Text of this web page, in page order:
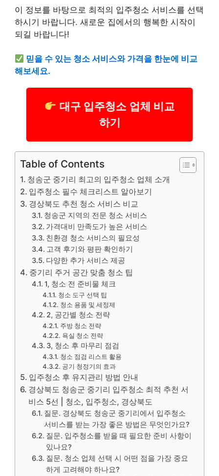
이 정보를 바탕으로 최적의 입주청소 서비스를 선택
하시기 바랍니다. 새로운 집에서의 행복한 시작이
되길 바랍니다!
믿을 수 있는 청소 서비스와 가격을 한눈에 비교
해보세요.
대구 입주청소 업체 비교
하기
Table of Contents
청송군 중기리 최고의 입주청소 업체 소개
입주청소 필수 체크리스트 알아보기
경상북도 추천 청소 서비스 비교
청송군 지역의 전문 청소 서비스
가격대비 만족도가 높은 서비스
친환경 청소 서비스의 필요성
고객 후기와 평판 확인하기
다양한 추가 서비스 제공
중기리 주거 공간 맞춤 청소 팁
1, 청소 전 준비물 체크
청소 도구 선택 팁
청소 용품 및 세정제
2, 공간별 청소 전략
주방 청소 전략
욕실 청소 전략
3, 청소 후 마무리 점검
청소 점검 리스트 활용
공기 청정기의 효과
입주청소 후 유지관리 방법 안내
경상북도 청송군 중기리 입주청소 최적 추천 서
비스 5선 | 청소, 입주청소, 경상북도
질문. 경상북도 청송군 중기리에서 입주청소
서비스를 받는 가장 좋은 방법은 무엇인가요?
질문. 입주청소를 받을 때 필요한 준비 사항이
있나요?
질문. 청소 업체 선택 시 어떤 점을 가장 중요
하게 고려해야 하나요?